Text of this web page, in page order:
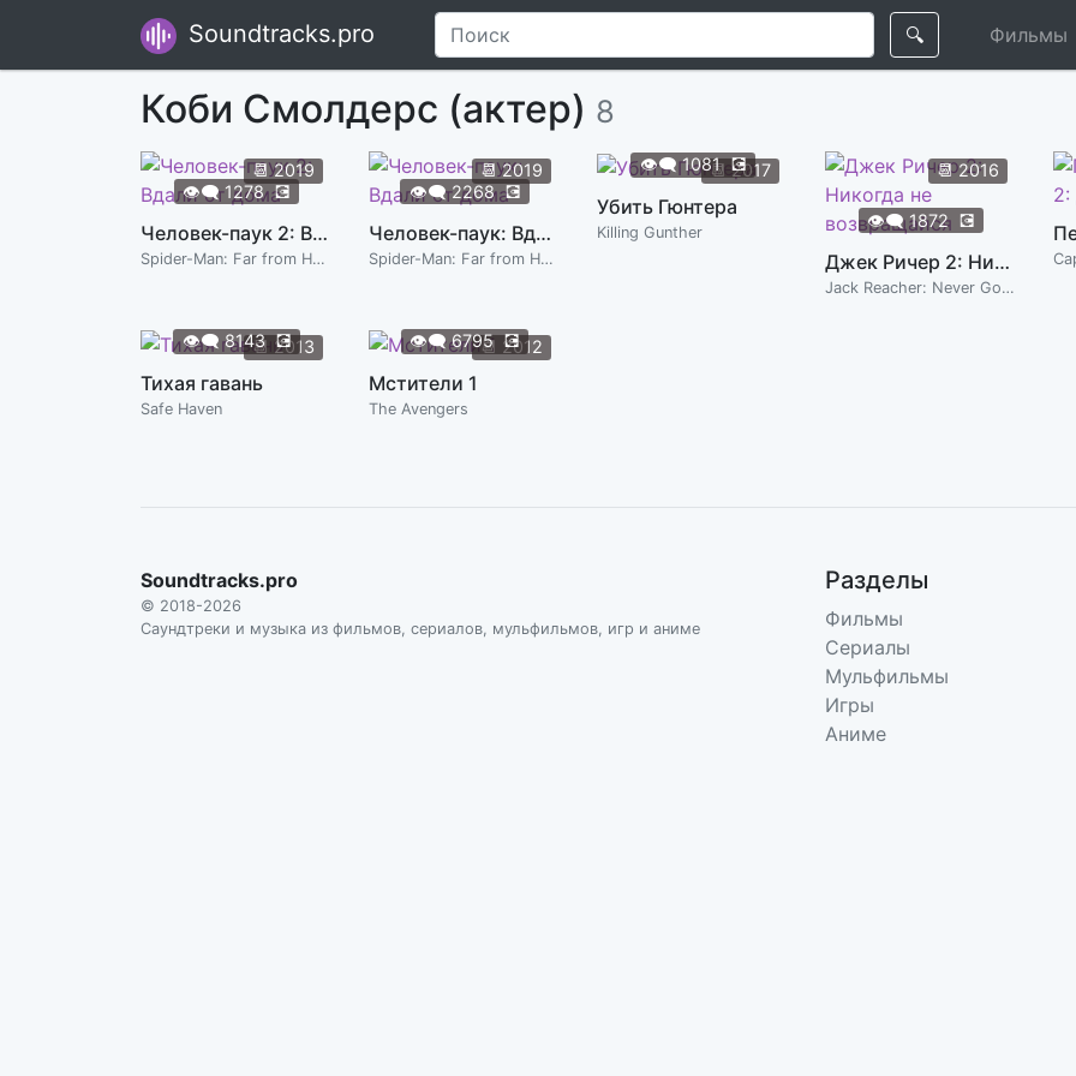
Soundtracks.pro 🔍 Фильмы
Коби Смолдерс (актер) 8
📆2019
👁️‍🗨️1278 💽
Человек-паук 2: Вдали от дома
Spider-Man: Far from Home
📆2019
👁️‍🗨️2268 💽
Человек-паук: Вдали от дома
Spider-Man: Far from Home
📆 2017
👁️‍🗨️1081 💽
Убить Гюнтера
Killing Gunther
📆2016
👁️‍🗨️1872 💽
Джек Ричер 2: Никогда не возвращайся
Jack Reacher: Never Go Back
📆 2013
👁️‍🗨️8143 💽
Тихая гавань
Safe Haven
📆 2012
👁️‍🗨️6795 💽
Мстители 1
The Avengers
Soundtracks.pro
© 2018-2026
Саундтреки и музыка из фильмов, сериалов, мульфильмов, игр и аниме
Разделы
Фильмы
Сериалы
Мульфильмы
Игры
Аниме